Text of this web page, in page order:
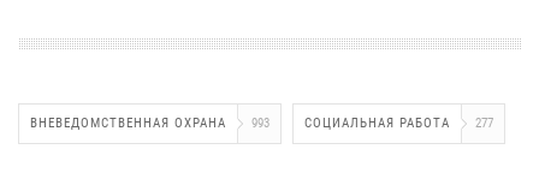
ВНЕВЕДОМСТВЕННАЯ ОХРАНА 993 СОЦИАЛЬНАЯ РАБОТА 277